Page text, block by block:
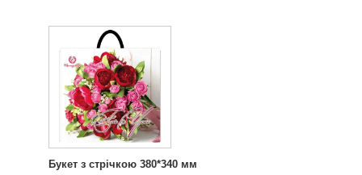
Букет з стрічкою 380*340 мм